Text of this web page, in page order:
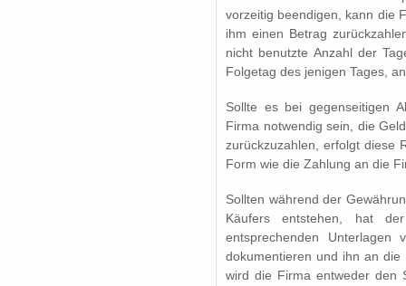
vorzeitig beendigen, kann die
ihm einen Betrag
nicht benutzte Anzahl der
Folgetag des jenigen Tages,
Sollte es bei gegenseitigen
Firma notwendig sein, die
zurückzuzahlen, erfolgt diese
Form wie die Zahlung an die
Sollten während der
Käufers entstehen, hat
entsprechenden
dokumentieren und ihn an
wird die Firma entweder den